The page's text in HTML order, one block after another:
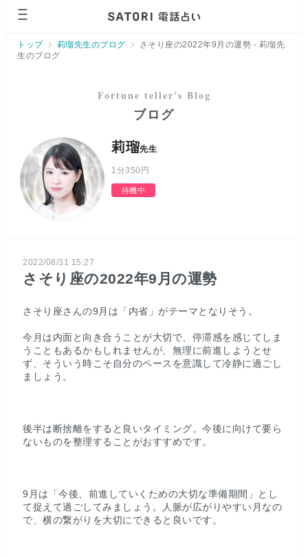
トップ 莉瑠先生のブログ
さそり座の2022年9月の運勢 - 莉瑠先
生のブログ
ブログ
莉瑠先生
1分350円
待機中
2022/08/31 15:27
さそり座の2022年9月の運勢
さそり座さんの9月は「内省」がテーマとなりそう。
今月は内面と向き合うことが大切で、停滞感を感じてしま
うこともあるかもしれませんが、無理に前進しようとせ
ず、そういう時こそ自分のペースを意識して冷静に過ごし
ましょう。
後半は断捨離をすると良いタイミング。今後に向けて要ら
ないものを整理することがおすすめです。
9月は「今後、前進していくための大切な準備期間」とし
て捉えて過ごしてみましょう。人脈が広がりやすい月なの
で、横の繋がりを大切にできると良いです。